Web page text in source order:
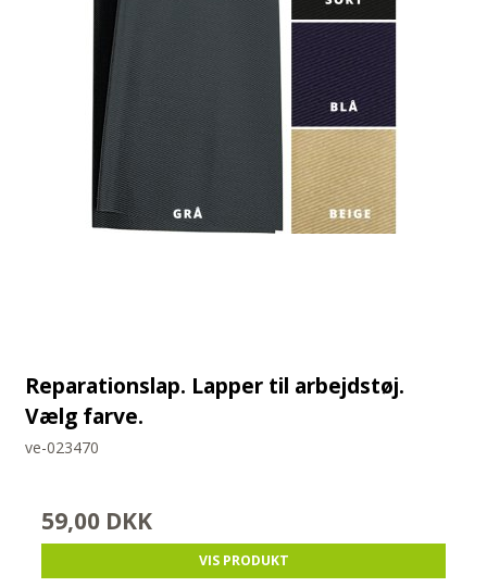
Reparationslap. Lapper til arbejdstøj.
Vælg farve.
ve-023470
59,00 DKK
VIS PRODUKT